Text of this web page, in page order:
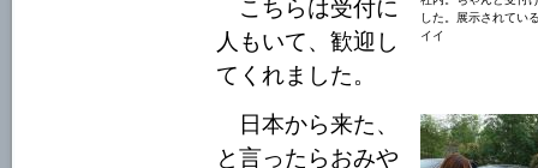
した。展示されてい
イイ
こちらは受付に
人もいて、歓迎し
てくれました。
日本から来た、
と言ったらおみや